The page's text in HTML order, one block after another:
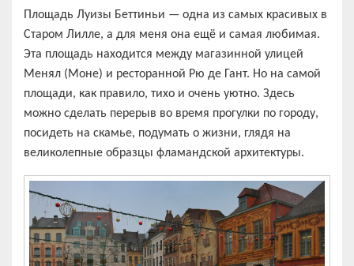
Площадь Луизы Беттиньи — одна из самых красивых в
Старом Лилле, а для меня она ещё и самая любимая.
Эта площадь находится между магазинной улицей
Менял (Моне) и ресторанной Рю де Гант. Но на самой
площади, как правило, тихо и очень уютно. Здесь
можно сделать перерыв во время прогулки по городу,
посидеть на скамье, подумать о жизни, глядя на
великолепные образцы фламандской архитектуры.